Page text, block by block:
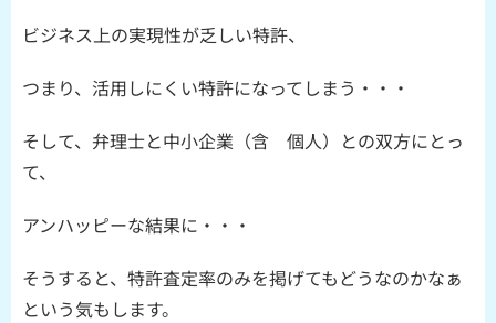
ビジネス上の実現性が乏しい特許、
つまり、活用しにくい特許になってしまう・・・
そして、弁理士と中小企業（含 個人）との双方にとっ
て、
アンハッピーな結果に・・・
そうすると、特許査定率のみを掲げてもどうなのかなぁ
という気もします。